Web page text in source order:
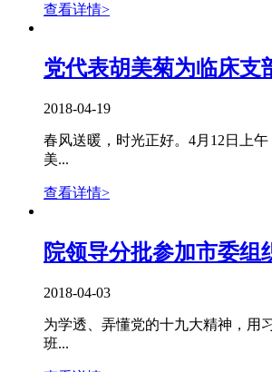
查看详情>
党代表胡美菊为临床支
2018-04-19
春风送暖，时光正好。4月12日上
美...
查看详情>
院领导分批参加市委组
2018-04-03
为学透、弄懂党的十九大精神，用
班...